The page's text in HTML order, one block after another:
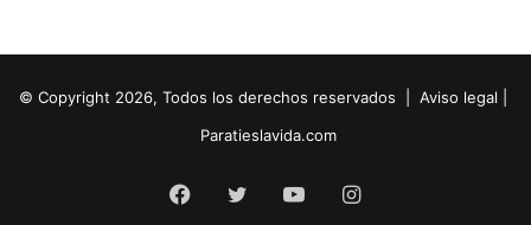
© Copyright 2026, Todos los derechos reservados | Aviso legal
Paratieslavida.com
Facebook
Twitter YouTubeInstagram